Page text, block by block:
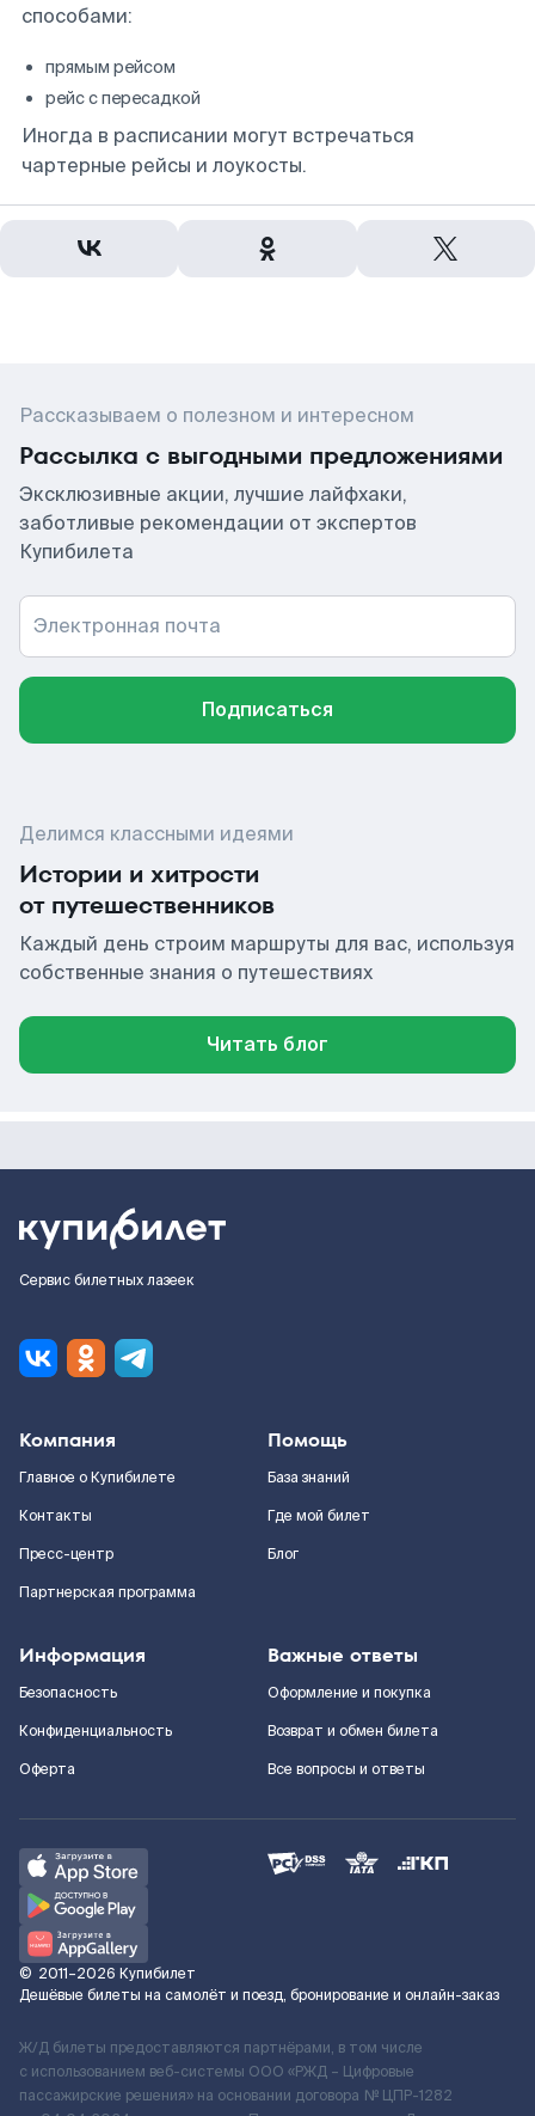
способами:
прямым рейсом
рейс с пересадкой
Иногда в расписании могут встречаться
чартерные рейсы и лоукосты.
Рассказываем о полезном и интересном
Рассылка с выгодными предложениями
Эксклюзивные акции, лучшие лайфхаки,
заботливые рекомендации от экспертов
Купибилета
Электронная почта
Подписаться
Делимся классными идеями
Истории и хитрости
от путешественников
Каждый день строим маршруты для вас, используя
собственные знания о путешествиях
Читать блог
Сервис билетных лазеек
Компания
Главное о Купибилете
Контакты
Пресс-центр
Партнерская программа
Помощь
База знаний
Где мой билет
Блог
Информация
Безопасность
Конфиденциальность
Оферта
Важные ответы
Оформление и покупка
Возврат и обмен билета
Все вопросы и ответы
© 2011–2026 Купибилет
Дешёвые билеты на самолёт и поезд, бронирование и онлайн-заказ
Ж/Д билеты предоставляются партнёрами, в том числе
с использованием веб-системы ООО «РЖД – Цифровые
пассажирские решения» на основании договора № ЦПР-1282